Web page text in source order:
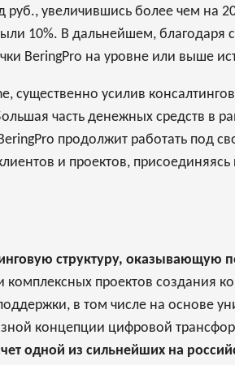
руб., увеличившись более чем
10%. В дальнейшем, благодаря
BeringPro на уровне или выше
существенно усилив
часть денежных средств в
продолжит работать под
и проектов,
структуру, оказывающую
комплексных проектов
в том числе на основе
концепции цифровой
одной из сильнейших на